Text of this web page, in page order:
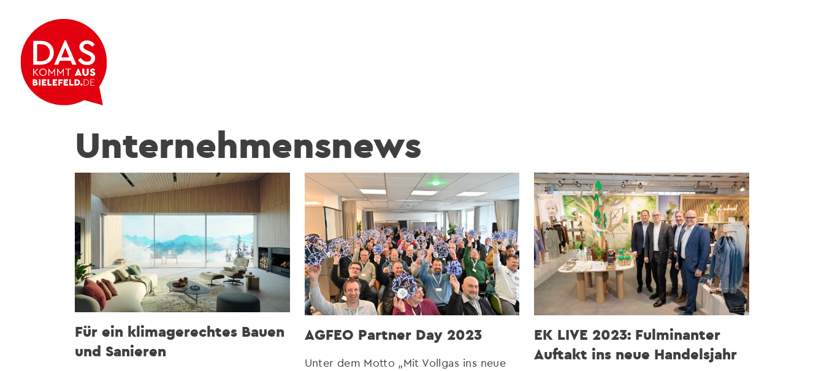
Unternehmensnews
Für ein klimagerechtes Bauen
und Sanieren
AGFEO Partner Day 2023
Unter dem Motto „Mit Vollgas ins neue
EK LIVE 2023: Fulminanter
Auftakt ins neue Handelsjahr